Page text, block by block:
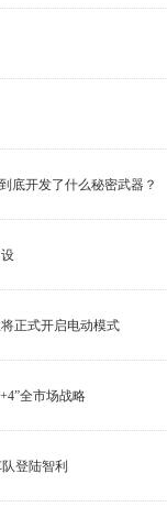
底开发了什么秘密武器？
正式开启电动模式
全市场战略
登陆智利